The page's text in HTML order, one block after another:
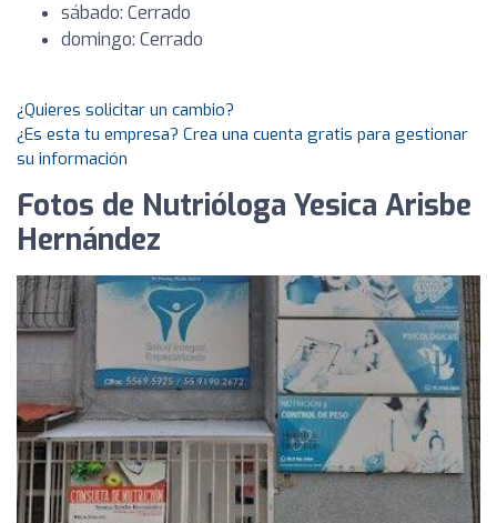
sábado: Cerrado
domingo: Cerrado
¿Quieres solicitar un cambio?
¿Es esta tu empresa? Crea una cuenta gratis para gestionar
su información
Fotos de Nutrióloga Yesica Arisbe
Hernández